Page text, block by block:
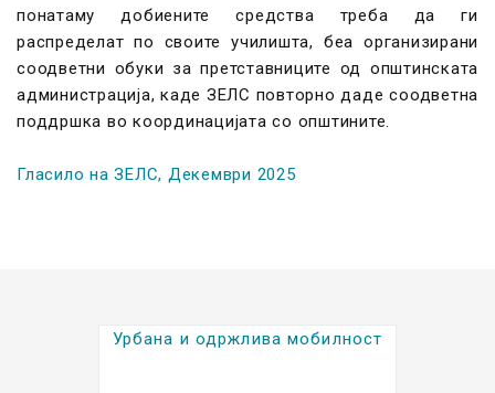
понатаму добиените средства треба да ги
распределат по своите училишта, беа организирани
соодветни обуки за претставниците од општинската
администрација, каде ЗЕЛС повторно даде соодветна
поддршка во координацијата со општините.
Гласило на ЗЕЛС, Декември 2025
Урбана и одржлива мобилност
Kратки биографии на